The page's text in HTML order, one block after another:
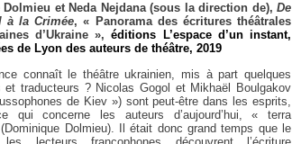
Dolmieu et Neda Nejdana (sous la direction de), De
à la Crimée, « Panorama des écritures théâtrales
d’Ukraine »,éditions L’espace d’un instant,
de Lyon des auteurs de théâtre, 2019
connaît le théâtre ukrainien, mis à part quelques
et traducteurs ? Nicolas Gogol et Mikhaël Boulgakov
de Kiev ») sont peut-être dans les esprits,
qui concerne les auteurs d’aujourd’hui, « terra
Dolmieu). Il était donc grand temps que le